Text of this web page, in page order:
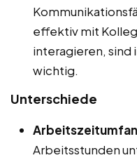
effektiv mit
interagieren, sind
wichtig.
Unterschiede
Arbeitsstunden